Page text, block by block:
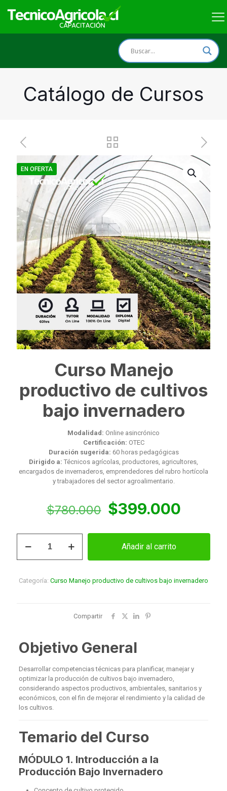
Catálogo de Cursos
EN OFERTA
Curso Manejo
productivo de cultivos
bajo invernadero
Modalidad: Online asincrónico
Certificación: OTEC
Duración sugerida: 60 horas pedagógicas
Dirigido a: Técnicos agrícolas, productores, agricultores,
encargados de invernaderos, emprendedores del rubro hortícola
y trabajadores del sector agroalimentario.
$780.000 El
original
era:
$399.000El
actual
Manejo
cultivos
Añadir al carrito
Categoría: Curso Manejo productivo de cultivos bajo invernadero
Compartir
Objetivo General
Desarrollar competencias técnicas para planificar, manejar y
optimizar la producción de cultivos bajo invernadero,
considerando aspectos productivos, ambientales, sanitarios y
económicos, con el fin de mejorar el rendimiento y la calidad de
los cultivos.
Temario del Curso
MÓDULO 1. Introducción a la
Producción Bajo Invernadero